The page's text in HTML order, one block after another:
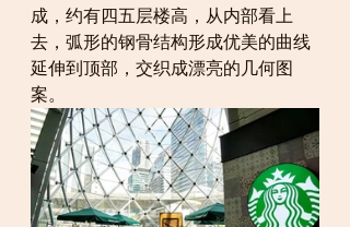
成，约有四五层楼高，从内部看上
去，弧形的钢骨结构形成优美的曲线
延伸到顶部，交织成漂亮的几何图
案。